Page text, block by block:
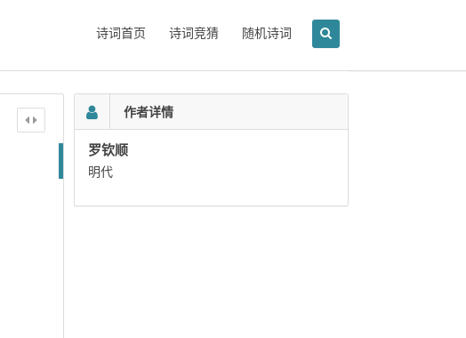
诗词首页 诗词竞猜 随机诗词
作者详情
罗钦顺
明代